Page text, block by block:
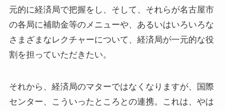
元的に経済局で把握をし、そして、それらが名古屋市
の各局に補助金等のメニューや、あるいはいろいろな
さまざまなレクチャーについて、経済局が一元的な役
割を担っていただきたい。
それから、経済局のマターではなくなりますが、国際
センター、こういったところとの連携。これは、やは